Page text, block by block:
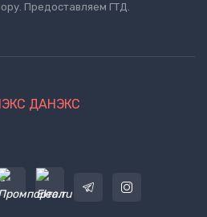
Предоставляем ГТД.
ДАНЭКС